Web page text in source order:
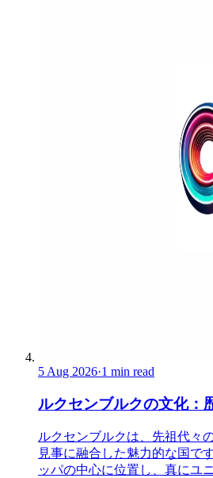
5 Aug 2026·1 min read
ルクセンブルクの文化：
ルクセンブルクは、先祖代々
見事に融合した魅力的な国で
ッパの中心に位置し、真にユ